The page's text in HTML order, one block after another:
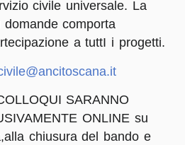
civile universale. La
comporta
a tuttI i progetti.
SARANNO
ONLINEsu
chiusura del bando e